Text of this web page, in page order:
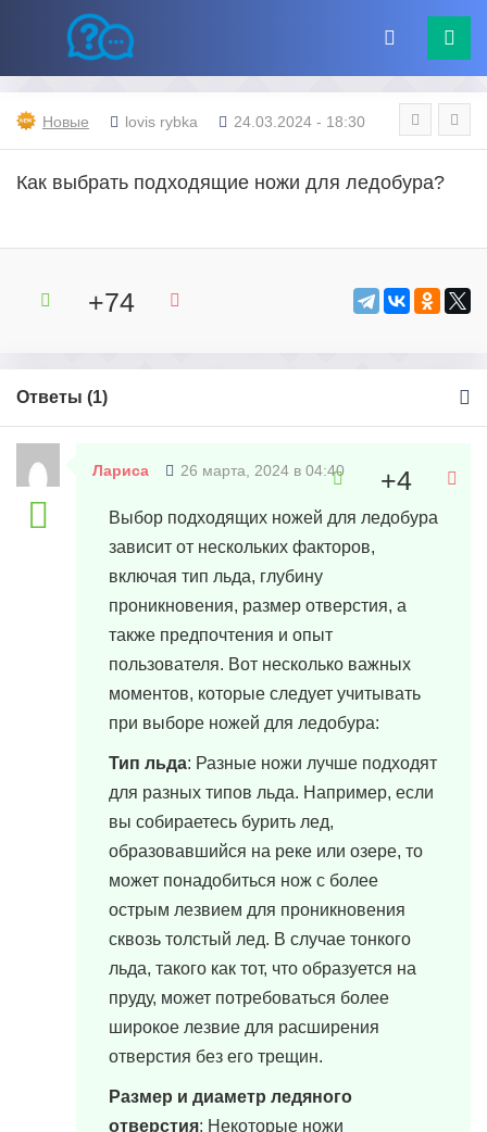
Новые lovis rybka 24.03.2024 - 18:30
Как выбрать подходящие ножи для ледобура?
+74
Ответы (1)
Лариса 26 марта, 2024 в 04:40
Выбор подходящих ножей для ледобура
зависит от нескольких факторов,
включая тип льда, глубину
проникновения, размер отверстия, а
также предпочтения и опыт
пользователя. Вот несколько важных
моментов, которые следует учитывать
при выборе ножей для ледобура:
Тип льда: Разные ножи лучше подходят
для разных типов льда. Например, если
вы собираетесь бурить лед,
образовавшийся на реке или озере, то
может понадобиться нож с более
острым лезвием для проникновения
сквозь толстый лед. В случае тонкого
льда, такого как тот, что образуется на
пруду, может потребоваться более
широкое лезвие для расширения
отверстия без его трещин.
Размер и диаметр ледяного
отверстия: Некоторые ножи
+4